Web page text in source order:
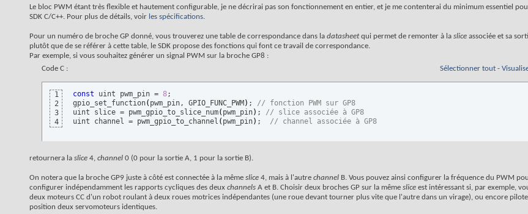
Le bloc PWM étant très flexible et hautement configurable, je ne décrirai pas son fonctionnement en entier, et je me contenterai du minimum essentiel
SDK C/C++. Pour plus de détails, voir les spécifications.
Pour un numéro de broche GP donné, vous trouverez une table de correspondance dans la datasheetqui permet de remonter à la slice associée et sa
plutôt que de se référer à cette table, le SDK propose des fonctions qui font ce travail de correspondance.
Par exemple, si vous souhaitez générer un signal PWM sur la broche GP8 :
Code C :
Sélectionner tout -
1
2
3
4
const uint pwm_pin = 8;
gpio_set_function( pwm_pin, GPIO_FUNC_PWM ) ; // fonction PWM sur GP8
uint slice = pwm_gpio_to_slice_num( pwm_pin) ; // slice associée à GP8
uint channel = pwm_gpio_to_channel ( pwm_pin) ; // channel associée à GP8
retournera la slice 4, channel 0 (0 pour la sortie A, 1 pour la sortie B).
On notera que la broche GP9 juste à côté est connectée à la même slice 4, mais à l'autre channel B. Vous pouvez ainsi configurer la fréquence du PWM
configurer indépendamment les rapports cycliques des deux channels A et B. Choisir deux broches GP sur la même slice est intéressant si, par exemple,
deux moteurs CC d'un robot roulant à deux roues motrices indépendantes (une roue devant tourner plus vite que l'autre dans un virage), ou encore
position deux servomoteurs identiques.